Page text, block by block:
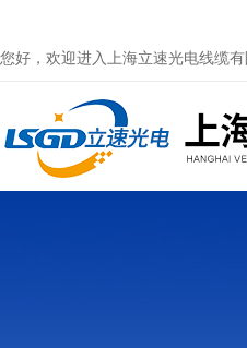
您好，欢迎进入上海立速光电线缆有